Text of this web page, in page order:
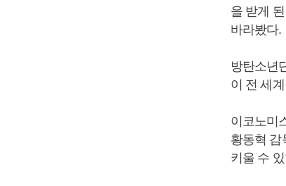
을 받게
바라봤다.
방탄소년
이 전 세
이코노미
황동혁 감
키울 수